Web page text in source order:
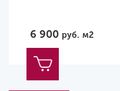
6 900 руб. м2